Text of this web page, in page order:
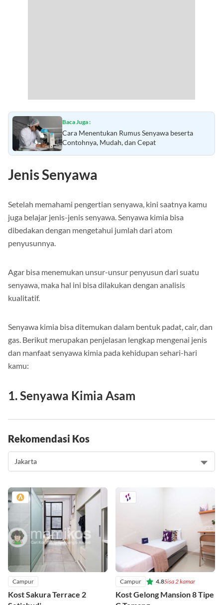
Baca Juga :
Cara Menentukan Rumus Senyawa beserta
Contohnya, Mudah, dan Cepat
Jenis Senyawa
Setelah memahami pengertian senyawa, kini saatnya kamu
juga belajar jenis-jenis senyawa. Senyawa kimia bisa
dibedakan dengan mengetahui jumlah dari atom
penyusunnya.
Agar bisa menemukan unsur-unsur penyusun dari suatu
senyawa, maka hal ini bisa dilakukan dengan analisis
kualitatif.
Senyawa kimia bisa ditemukan dalam bentuk padat, cair, dan
gas. Berikut merupakan penjelasan lengkap mengenai jenis
dan manfaat senyawa kimia pada kehidupan sehari-hari
kamu:
1. Senyawa Kimia Asam
Rekomendasi Kos
Campur
Kost Sakura Terrace 2
Campur 4.8Sisa 2 kamar
Kost Gelong Mansion 8 Tipe